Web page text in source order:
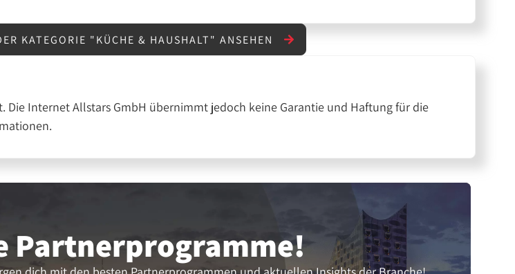
KATEGORIE "KÜCHE & HAUSHALT" ANSEHEN
Internet Allstars GmbH übernimmt jedoch keine Garantie und Haftung für die
Partner­programme!